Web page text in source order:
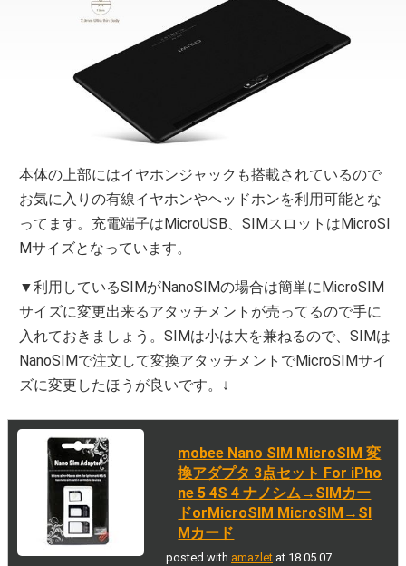
本体の上部にはイヤホンジャックも搭載されているので
お気に入りの有線イヤホンやヘッドホンを利用可能とな
ってます。充電端子はMicroUSB、SIMスロットはMicroSI
Mサイズとなっています。
▼利用しているSIMがNanoSIMの場合は簡単にMicroSIM
サイズに変更出来るアタッチメントが売ってるので手に
入れておきましょう。SIMは小は大を兼ねるので、SIMは
NanoSIMで注文して変換アタッチメントでMicroSIMサイ
ズに変更したほうが良いです。↓
mobee Nano SIM MicroSIM 変
換アダプタ 3点セット For iPho
ne 5 4S 4 ナノシム→SIMカー
ドorMicroSIM MicroSIM→SI
Mカード
posted with amazlet at 18.05.07